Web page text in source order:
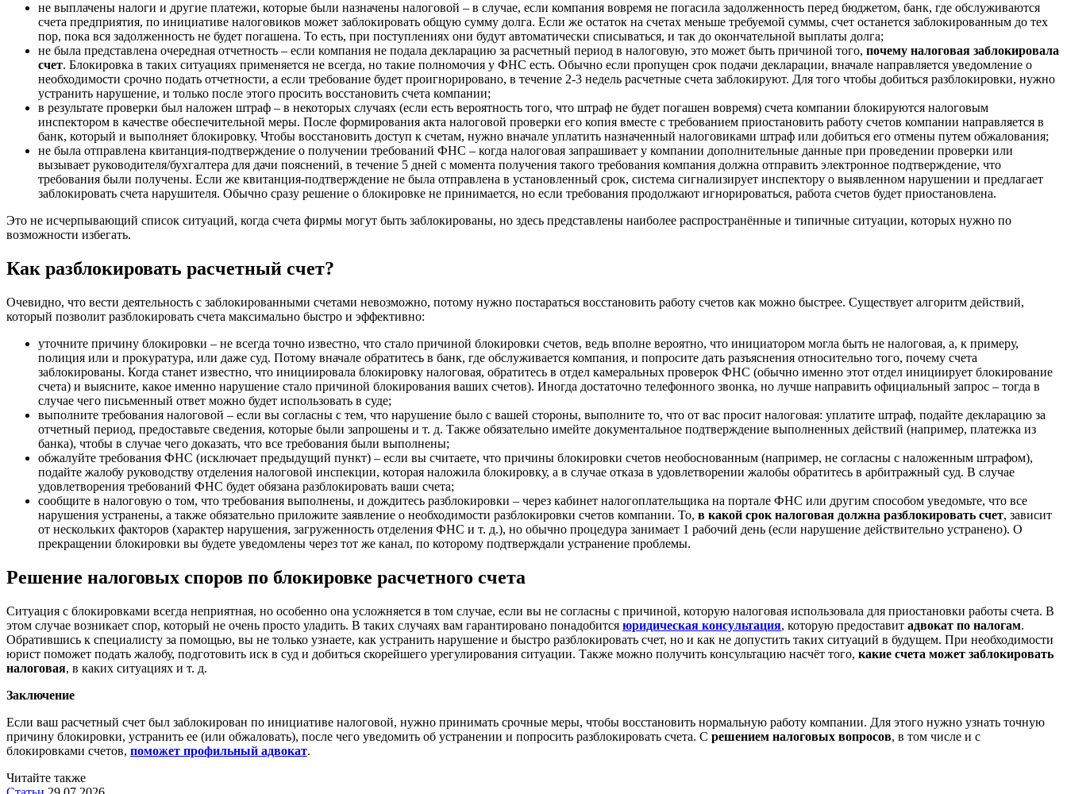
не выплачены налоги и другие платежи, которые были назначены налоговой – в случае, если компания вовремя не погасила задолженность перед бюджетом, банк, где обслуживаются
счета предприятия, по инициативе налоговиков может заблокировать общую сумму долга. Если же остаток на счетах меньше требуемой суммы, счет останется заблокированным до тех
пор, пока вся задолженность не будет погашена. То есть, при поступлениях они будут автоматически списываться, и так до окончательной выплаты долга;
не была представлена очередная отчетность – если компания не подала декларацию за расчетный период в налоговую, это может быть причиной того, почему налоговая заблокировала
счет. Блокировка в таких ситуациях применяется не всегда, но такие полномочия у ФНС есть. Обычно если пропущен срок подачи декларации, вначале направляется уведомление о
необходимости срочно подать отчетности, а если требование будет проигнорировано, в течение 2-3 недель расчетные счета заблокируют. Для того чтобы добиться разблокировки, нужно
устранить нарушение, и только после этого просить восстановить счета компании;
в результате проверки был наложен штраф – в некоторых случаях (если есть вероятность того, что штраф не будет погашен вовремя) счета компании блокируются налоговым
инспектором в качестве обеспечительной меры. После формирования акта налоговой проверки его копия вместе с требованием приостановить работу счетов компании направляется в
банк, который и выполняет блокировку. Чтобы восстановить доступ к счетам, нужно вначале уплатить назначенный налоговиками штраф или добиться его отмены путем обжалования;
не была отправлена квитанция-подтверждение о получении требований ФНС – когда налоговая запрашивает у компании дополнительные данные при проведении проверки или
вызывает руководителя/бухгалтера для дачи пояснений, в течение 5 дней с момента получения такого требования компания должна отправить электронное подтверждение, что
требования были получены. Если же квитанция-подтверждение не была отправлена в установленный срок, система сигнализирует инспектору о выявленном нарушении и предлагает
заблокировать счета нарушителя. Обычно сразу решение о блокировке не принимается, но если требования продолжают игнорироваться, работа счетов будет приостановлена.
Это не исчерпывающий список ситуаций, когда счета фирмы могут быть заблокированы, но здесь представлены наиболее распространённые и типичные ситуации, которых нужно по
возможности избегать.
Как разблокировать расчетный счет?
Очевидно, что вести деятельность с заблокированными счетами невозможно, потому нужно постараться восстановить работу счетов как можно быстрее. Существует алгоритм действий,
который позволит разблокировать счета максимально быстро и эффективно:
уточните причину блокировки – не всегда точно известно, что стало причиной блокировки счетов, ведь вполне вероятно, что инициатором могла быть не налоговая, а, к примеру,
полиция или и прокуратура, или даже суд. Потому вначале обратитесь в банк, где обслуживается компания, и попросите дать разъяснения относительно того, почему счета
заблокированы. Когда станет известно, что инициировала блокировку налоговая, обратитесь в отдел камеральных проверок ФНС (обычно именно этот отдел инициирует блокирование
счета) и выясните, какое именно нарушение стало причиной блокирования ваших счетов). Иногда достаточно телефонного звонка, но лучше направить официальный запрос – тогда в
случае чего письменный ответ можно будет использовать в суде;
выполните требования налоговой – если вы согласны с тем, что нарушение было с вашей стороны, выполните то, что от вас просит налоговая: уплатите штраф, подайте декларацию за
отчетный период, предоставьте сведения, которые были запрошены и т. д. Также обязательно имейте документальное подтверждение выполненных действий (например, платежка из
банка), чтобы в случае чего доказать, что все требования были выполнены;
обжалуйте требования ФНС (исключает предыдущий пункт) – если вы считаете, что причины блокировки счетов необоснованным (например, не согласны с наложенным штрафом),
подайте жалобу руководству отделения налоговой инспекции, которая наложила блокировку, а в случае отказа в удовлетворении жалобы обратитесь в арбитражный суд. В случае
удовлетворения требований ФНС будет обязана разблокировать ваши счета;
сообщите в налоговую о том, что требования выполнены, и дождитесь разблокировки – через кабинет налогоплательщика на портале ФНС или другим способом уведомьте, что все
нарушения устранены, а также обязательно приложите заявление о необходимости разблокировки счетов компании. То, в какой срок налоговая должна разблокировать счет, зависит
от нескольких факторов (характер нарушения, загруженность отделения ФНС и т. д.), но обычно процедура занимает 1 рабочий день (если нарушение действительно устранено). О
прекращении блокировки вы будете уведомлены через тот же канал, по которому подтверждали устранение проблемы.
Решение налоговых споров по блокировке расчетного счета
Ситуация с блокировками всегда неприятная, но особенно она усложняется в том случае, если вы не согласны с причиной, которую налоговая использовала для приостановки работы счета. В
этом случае возникает спор, который не очень просто уладить. В таких случаях вам гарантировано понадобится юридическая консультация, которую предоставит адвокат по налогам.
Обратившись к специалисту за помощью, вы не только узнаете, как устранить нарушение и быстро разблокировать счет, но и как не допустить таких ситуаций в будущем. При необходимости
юрист поможет подать жалобу, подготовить иск в суд и добиться скорейшего урегулирования ситуации. Также можно получить консультацию насчёт того, какие счета может заблокировать
налоговая, в каких ситуациях и т. д.
Заключение
Если ваш расчетный счет был заблокирован по инициативе налоговой, нужно принимать срочные меры, чтобы восстановить нормальную работу компании. Для этого нужно узнать точную
причину блокировки, устранить ее (или обжаловать), после чего уведомить об устранении и попросить разблокировать счета. С решением налоговых вопросов, в том числе и с
блокировками счетов, поможет профильный адвокат.
Читайте также